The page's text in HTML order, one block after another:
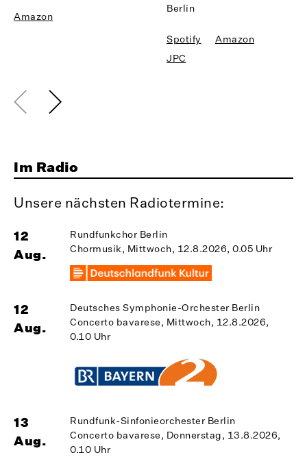
Amazon
Berlin
Spotify
Amazon
JPC
Im Radio
Unsere nächsten Radiotermine:
12
Aug.
Rundfunkchor Berlin
Chormusik, Mittwoch, 12.8.2026, 0.05 Uhr
12
Aug.
Deutsches Symphonie-Orchester Berlin
Concerto bavarese, Mittwoch, 12.8.2026,
0.10 Uhr
13
Aug.
Rundfunk-Sinfonieorchester Berlin
Concerto bavarese, Donnerstag, 13.8.2026,
0.10 Uhr